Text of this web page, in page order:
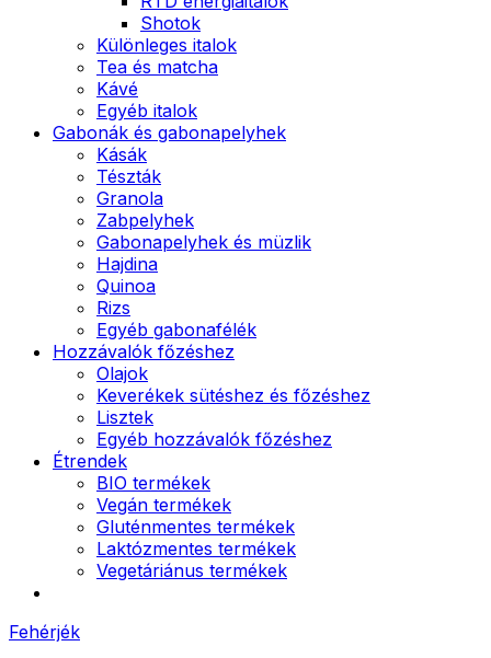
Shotok
Különleges italok
Tea és matcha
Kávé
Egyéb italok
Gabonák és gabonapelyhek
Kásák
Tészták
Granola
Zabpelyhek
Gabonapelyhek és müzlik
Hajdina
Quinoa
Rizs
Egyéb gabonafélék
Hozzávalók főzéshez
Olajok
Keverékek sütéshez és főzéshez
Lisztek
Egyéb hozzávalók főzéshez
Étrendek
BIO termékek
Vegán termékek
Gluténmentes termékek
Laktózmentes termékek
Vegetáriánus termékek
Fehérjék